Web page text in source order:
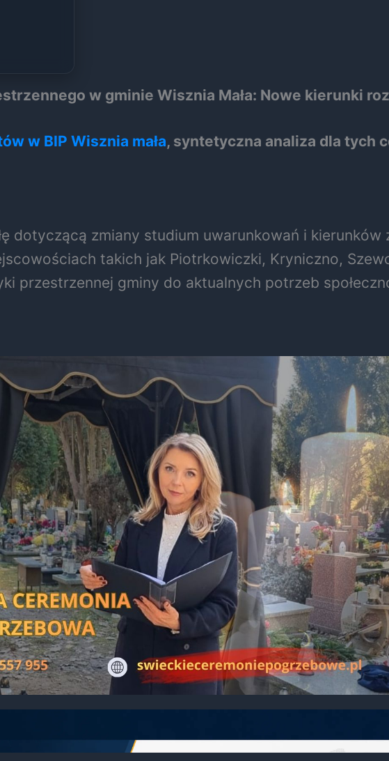
w gminie Wisznia Mała: Nowe kierunki
w BIP Wisznia mała, syntetyczna analiza dla tych
dotyczącą zmiany studium uwarunkowań i
takich jak Piotrkowiczki, Kryniczno,
przestrzennej gminy do aktualnych potrzeb